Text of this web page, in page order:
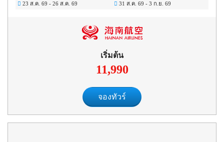
23 ส.ค. 69 - 26 ส.ค. 69 31 ส.ค. 69 - 3 ก.ย. 69
เริ่มต้น
11,990
จองทัวร์